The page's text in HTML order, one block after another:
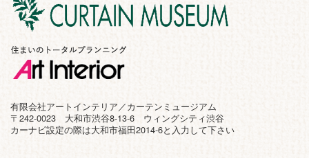
有限会社アートインテリア／カーテンミュージアム
〒242-0023 大和市渋谷8-13-6 ウィングシティ渋谷
カーナビ設定の際は大和市福田2014-6と入力して下さい